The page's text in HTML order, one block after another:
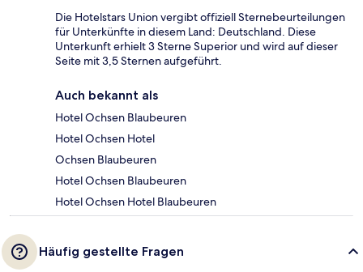
Die Hotelstars Union vergibt offiziell Sternebeurteilungen
für Unterkünfte in diesem Land: Deutschland. Diese
Unterkunft erhielt 3 Sterne Superior und wird auf dieser
Seite mit 3,5 Sternen aufgeführt.
Auch bekannt als
Hotel Ochsen Blaubeuren
Hotel Ochsen Hotel
Ochsen Blaubeuren
Hotel Ochsen Blaubeuren
Hotel Ochsen Hotel Blaubeuren
Häufig gestellte Fragen